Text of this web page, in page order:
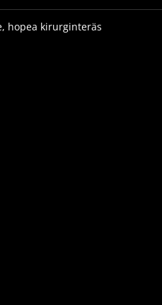
hopea kirurginteräs